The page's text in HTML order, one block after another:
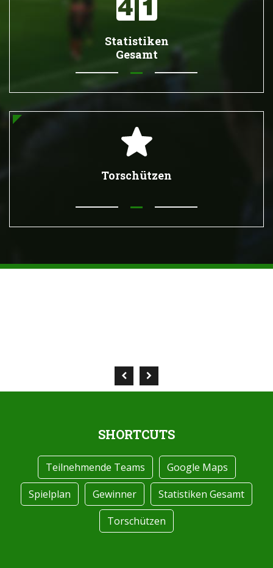
Statistiken
Gesamt
Torschützen
SHORTCUTS
Teilnehmende Teams
Google Maps
Spielplan
Gewinner
Statistiken Gesamt
Torschützen